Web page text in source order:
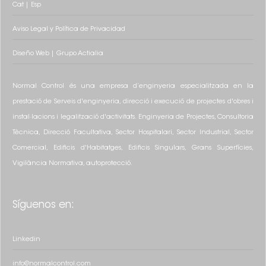
Cat Esp
Aviso Legal y Política de Privacidad
Diseño Web GrupoActialia
Normal Control és una empresa d’enginyeria especialitzada en la
prestació de Serveis d'enginyeria, direcció i execució de projectes d'obres i
instal·lacions i legalització d'activitats. Enginyeria de Projectes, Consultoria
Tècnica, Direcció Facultativa, Sector Hospitalari, Sector Industrial, Sector
Comercial, Edificis d'Habitatges, Edificis Singulars, Grans Superfícies,
Vigilància Normativa, autoprotecció.
Síguenos en:
Linkedin
info@normalcontrol.com